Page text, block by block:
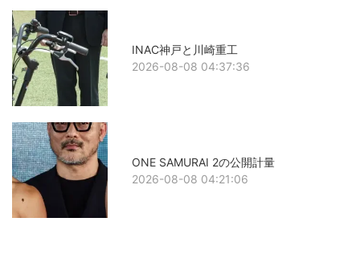
INAC神戸と川崎重工
2026-08-08 04:37:36
ONE SAMURAI 2の公開計量
2026-08-08 04:21:06